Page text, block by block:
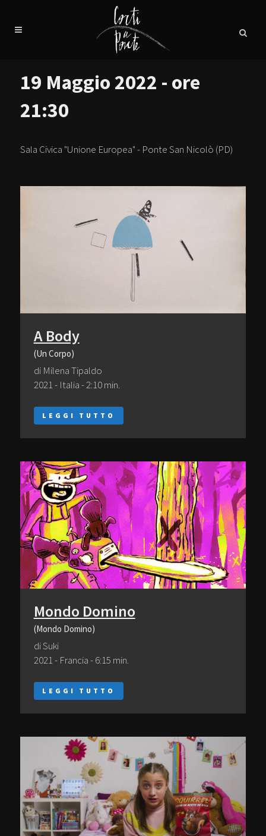
19 Maggio 2022 - ore
21:30
Sala Civica "Unione Europea" - Ponte San Nicolò (PD)
A Body
(Un Corpo)
di Milena Tipaldo
2021 - Italia - 2:10 min.
LEGGI TUTTO
Mondo Domino
(Mondo Domino)
di Suki
2021 - Francia - 6:15 min.
LEGGI TUTTO